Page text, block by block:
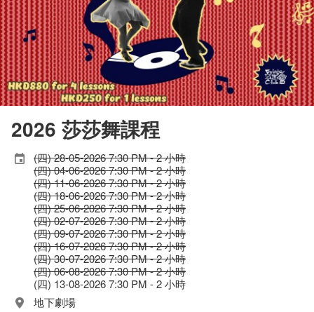
2026 莎莎舞課程
(四) 28-05-2026 7:30 PM - 2 小時
(四) 04-06-2026 7:30 PM - 2 小時
(四) 11-06-2026 7:30 PM - 2 小時
(四) 18-06-2026 7:30 PM - 2 小時
(四) 25-06-2026 7:30 PM - 2 小時
(四) 02-07-2026 7:30 PM - 2 小時
(四) 09-07-2026 7:30 PM - 2 小時
(四) 16-07-2026 7:30 PM - 2 小時
(四) 30-07-2026 7:30 PM - 2 小時
(四) 06-08-2026 7:30 PM - 2 小時
(四) 13-08-2026 7:30 PM - 2 小時
地下劇場